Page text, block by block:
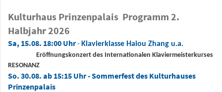
Kulturhaus Prinzenpalais Programm 2.
Halbjahr 2026
Sa, 15.08. 18:00 Uhr- Klavierklasse Haiou Zhang u.a.
Eröffnungskonzert des Internationalen Klaviermeisterkurses
RESONANZ
So. 30.08. ab 15:15 Uhr - Sommerfest des Kulturhauses
Prinzenpalais